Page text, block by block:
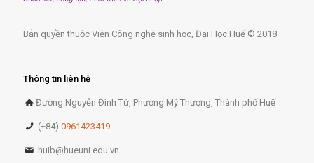
Bản quyền thuộc Viện Công nghệ sinh học, Đại Học Huế © 2018
Thông tin liên hệ
Đường Nguyễn Đình Tứ, Phường Mỹ Thượng, Thành phố Huế
(+84)0961423419
huib@hueuni.edu.vn